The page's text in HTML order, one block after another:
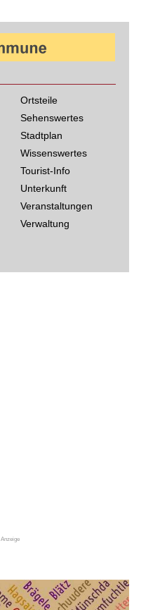
Ortsteile
Sehenswertes
Stadtplan
Wissenswertes
Tourist-Info
Unterkunft
Veranstaltungen
Verwaltung
Anzeige